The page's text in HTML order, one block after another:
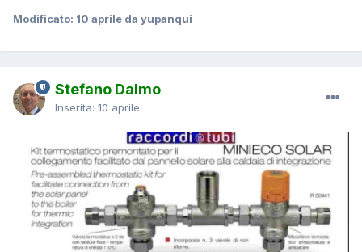
Modificato: 10 aprile da yupanqui
Stefano Dalmo
Inserita: 10 aprile